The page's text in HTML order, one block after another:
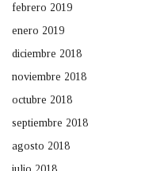
febrero 2019
enero 2019
diciembre 2018
noviembre 2018
octubre 2018
septiembre 2018
agosto 2018